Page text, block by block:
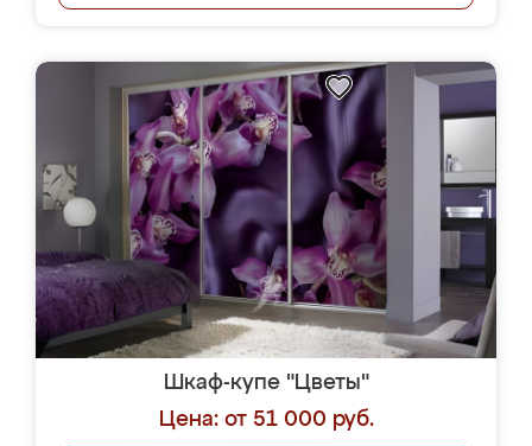
Шкаф-купе "Цветы"
Цена: от 51 000 руб.